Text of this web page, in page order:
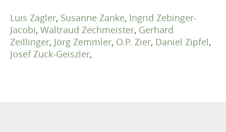
Luis Zagler, Susanne Zanke, Ingrid Zebinger-
Jacobi, Waltraud Zechmeister, Gerhard
Zeillinger, Jörg Zemmler, O.P. Zier, Daniel Zipfel,
Josef Zuck-Geiszler,